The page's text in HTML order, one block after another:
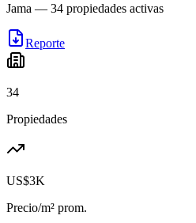
Jama — 34 propiedades activas
Reporte
34
Propiedades
US$3K
Precio/m² prom.